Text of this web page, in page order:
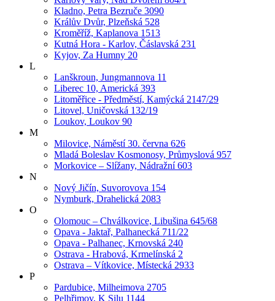
Kladno, Petra Bezruče 3090
Králův Dvůr, Plzeňská 528
Kroměříž, Kaplanova 1513
Kutná Hora - Karlov, Čáslavská 231
Kyjov, Za Humny 20
L
Lanškroun, Jungmannova 11
Liberec 10, Americká 393
Litoměřice - Předměstí, Kamýcká 2147/29
Litovel, Uničovská 132/19
Loukov, Loukov 90
M
Milovice, Náměstí 30. června 626
Mladá Boleslav Kosmonosy, Průmyslová 957
Morkovice – Slížany, Nádražní 603
N
Nový Jičín, Suvorovova 154
Nymburk, Drahelická 2083
O
Olomouc – Chválkovice, Libušina 645/68
Opava - Jaktař, Palhanecká 711/22
Opava - Palhanec, Krnovská 240
Ostrava - Hrabová, Krmelínská 2
Ostrava – Vítkovice, Místecká 2933
P
Pardubice, Milheimova 2705
Pelhřimov, K Silu 1144